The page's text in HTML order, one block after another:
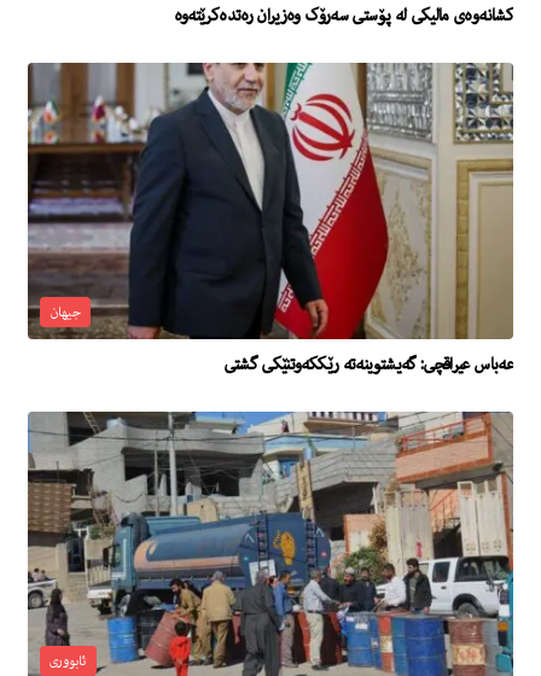
کشانەوەی مالیکی لە پۆستی سەرۆک وەزیران رەتدەکرێتەوە
جیهان
عه‌باس عیراقچى: گه‌یشتوینه‌ته‌ رێككه‌وتنێكى گشتی
ئابووری